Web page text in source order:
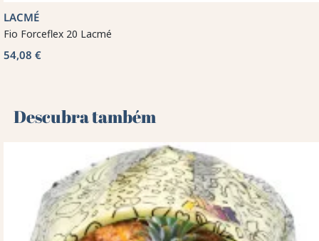
LACMÉ
Fio Forceflex 20 Lacmé
54,08 €
Descubra também 🌻